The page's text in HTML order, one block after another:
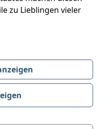
zu Lieblingen vieler